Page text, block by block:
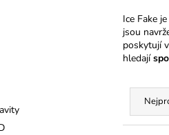
Ice Fake je
jsou
poskytují
hledají
Ř
z